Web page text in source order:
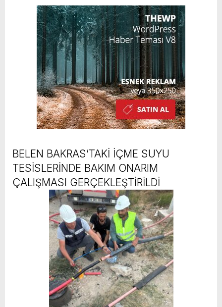
BELEN BAKRAS’TAKİ İÇME SUYU
TESİSLERİNDE BAKIM ONARIM
ÇALIŞMASI GERÇEKLEŞTİRİLDİ